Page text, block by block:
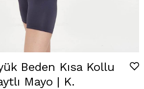
Beden Kısa Kollu
Mayo | K.